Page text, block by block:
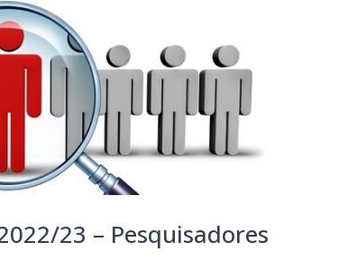
2022/23 – Pesquisadores